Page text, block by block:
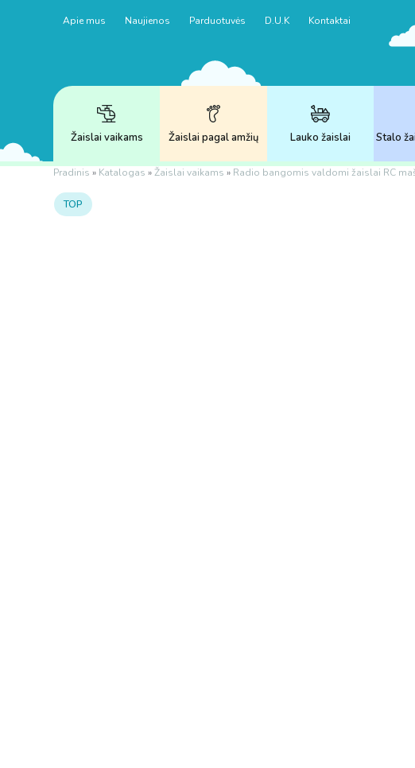
Apie mus Naujienos Parduotuvės D.U.K Kontaktai
Žaislai vaikams Žaislai pagal amžių Lauko žaislai Stalo
Pradinis » Katalogas »Žaislai vaikams » Radio bangomis valdomi žaislai RC
TOP